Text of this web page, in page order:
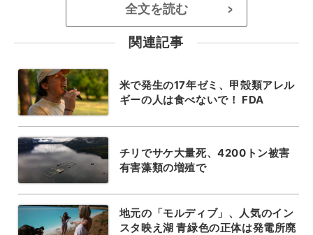
全文を読む >
関連記事
米で発生の17年ゼミ、甲殻類アレル
ギーの人は食べないで！ FDA
チリでサケ大量死、4200トン被害
有害藻類の増殖で
地元の「モルディブ」、人気のイン
スタ映え湖 青緑色の正体は発電所廃